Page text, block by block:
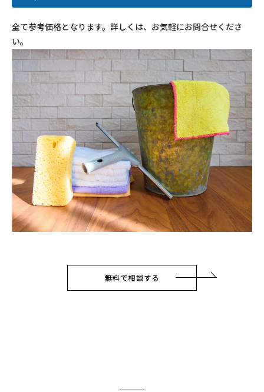
全て参考価格となります。詳しくは、お気軽にお問合せくださ
い。
無料で相談する